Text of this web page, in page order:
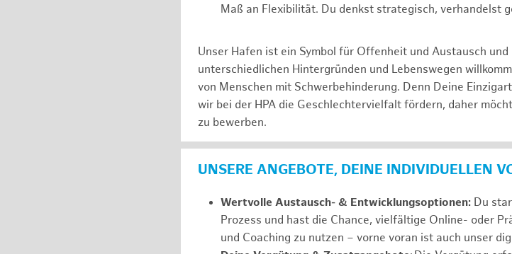
Maß an Flexibilität. Du denkst strategisch, verhandelst
Unser Hafen ist ein Symbol für Offenheit und Austausch
unterschiedlichen Hintergründen und Lebenswegen
von Menschen mit Schwerbehinderung. Denn Deine
wir bei der HPA die Geschlechtervielfalt fördern, daher
zu bewerben.
UNSERE ANGEBOTE, DEINE INDIVIDUELLEN
Wertvolle Austausch- & Entwicklungsoptionen: Du
Prozess und hast die Chance, vielfältige Online- oder
und Coaching zu nutzen – vorne voran ist auch unser